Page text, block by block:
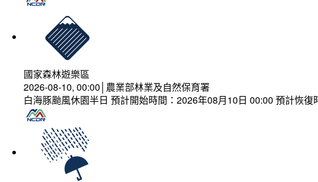
國家森林遊樂區
2026-08-10, 00:00│農業部林業及自然保育署
白海豚颱風休園半日 預計開始時間：2026年08月10日 00:00 預計恢